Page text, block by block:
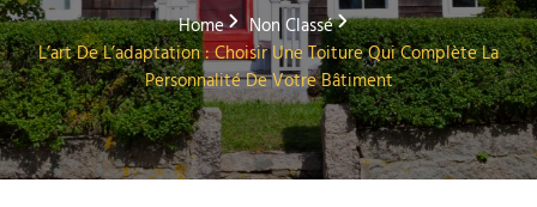
Home
Non Classé
L’art De L’adaptation : Choisir Une Toiture Qui Complète La
Personnalité De Votre Bâtiment